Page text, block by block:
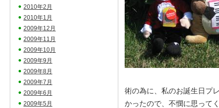
術の為に、私のお誕生日プ
かったので、不憫に思って
2010年2月
2010年1月
2009年12月
2009年11月
2009年10月
2009年9月
2009年8月
2009年7月
2009年6月
2009年5月